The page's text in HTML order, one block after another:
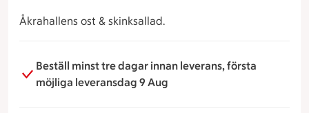
Åkrahallens ost & skinksallad.
Beställ minst tre dagar innan leverans, första
möjliga leveransdag 9 Aug